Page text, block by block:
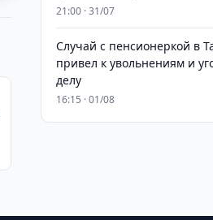
21:00 · 31/07
Случай с пенсионеркой в
привел к увольнениям и
делу
16:15 · 01/08